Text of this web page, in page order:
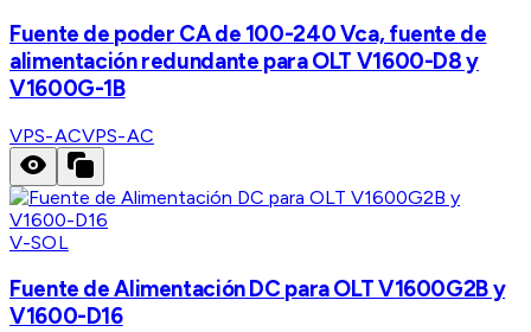
Fuente de poder CA de 100-240 Vca, fuente de
alimentación redundante para OLT V1600-D8 y
V1600G-1B
VPS-ACVPS-AC
V-SOL
Fuente de Alimentación DC para OLT V1600G2B y
V1600-D16